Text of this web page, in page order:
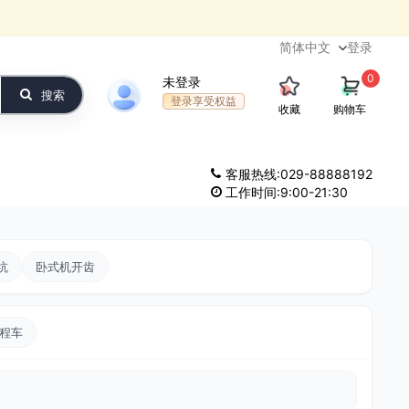
登录
搜索
未登录
登录享受权益
收藏 购物车
0
客服热线:029-88888192
工作时间:9:00-21:30
卧式机开齿
车